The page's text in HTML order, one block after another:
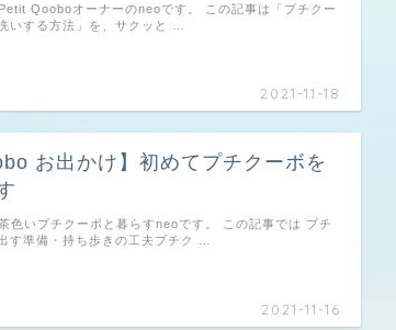
2021-11-18
Qooboオーナーのneoです。 この記事は「プチクー
いする方法」を、サクッと …
お出かけ】初めてプチクーボを
2021-11-16
色いプチクーボと暮らすneoです。 この記事では プチ
す準備・持ち歩きの工夫プチク …